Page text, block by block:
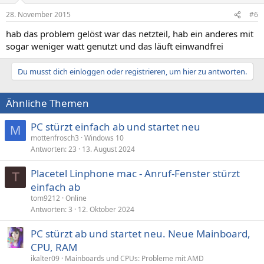
28. November 2015 #6
hab das problem gelöst war das netzteil, hab ein anderes mit
sogar weniger watt genutzt und das läuft einwandfrei
Du musst dich einloggen oder registrieren, um hier zu antworten.
Ähnliche Themen
M PC stürzt einfach ab und startet neu
mottenfrosch3 Windows 10
Antworten 23 13. August 2024
T
Placetel Linphone mac - Anruf-Fenster stürzt
einfach ab
tom9212 Online
Antworten 3 12. Oktober 2024
PC stürzt ab und startet neu. Neue Mainboard,
CPU, RAM
ikalter09
Mainboards und CPUs: Probleme mit AMD